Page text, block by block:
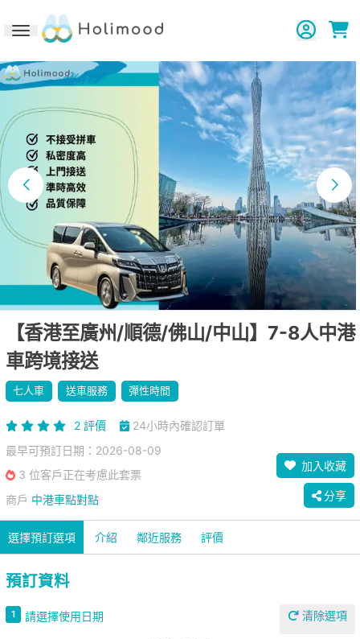
Toggle navigation
【香港至廣州/順德/佛山/中山】7-8人中港
車跨境接送
七人車 送車服務 彈性時間
2 評價
24小時內確認訂單
最早可預訂日期：2026-08-09
3 位客戶正在考慮此套票
商戶 中港車點對點
加入收藏
分享
選擇預訂選項 介紹 鄰近服務 評價
預訂資料
1 請選擇使用日期 清除選項